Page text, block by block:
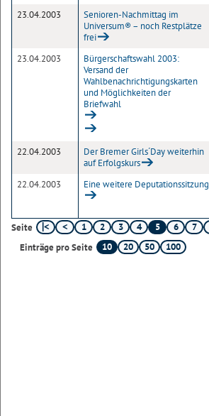
23.04.2003
Senioren-Nachmittag im
Universum® – noch Restplätze
frei
23.04.2003
Bürgerschaftswahl 2003:
Versand der
Wahlbenachrichtigungskarten
und Möglichkeiten der
Briefwahl
22.04.2003
Der Bremer Girls´Day weiterhin
auf Erfolgskurs
22.04.2003 Eine weitere Deputationssitzung
Seite
1 2 3 4 5 6 7
Einträge pro Seite
10 20 50 100